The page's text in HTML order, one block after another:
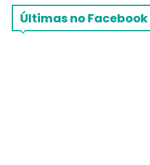
Últimas no Facebook